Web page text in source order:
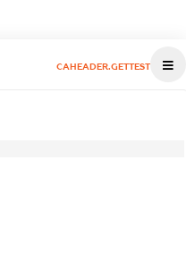
CAHEADER.GETTEST